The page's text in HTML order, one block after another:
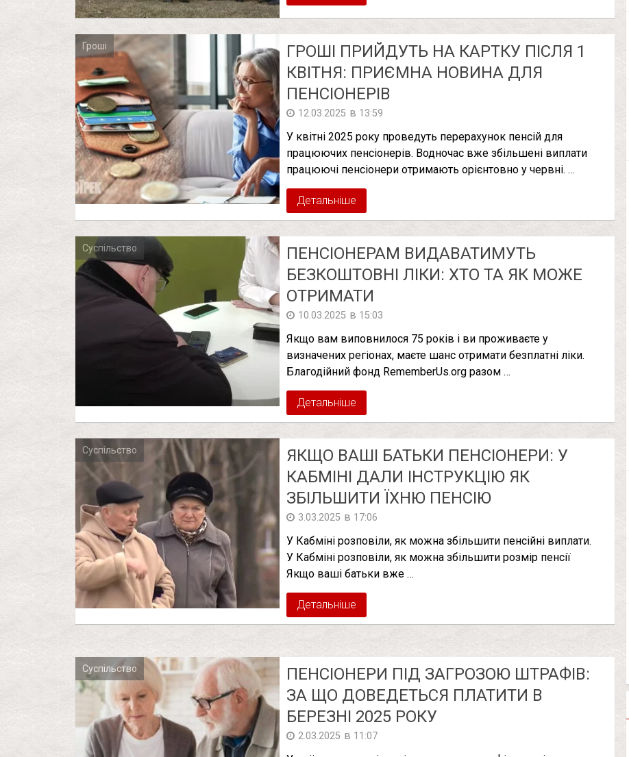
Гроші
ГРОШІ ПРИЙДУТЬ НА КАРТКУ ПІСЛЯ 1
КВІТНЯ: ПРИЄМНА НОВИНА ДЛЯ
ПЕНСІОНЕРІВ
12.03.2025 в 13:59
У квітні 2025 року проведуть перерахунок пенсій для
працюючих пенсіонерів. Водночас вже збільшені виплати
працюючі пенсіонери отримають орієнтовно у червні. …
Детальніше
Суспільство
ПЕНСІОНЕРАМ ВИДАВАТИМУТЬ
БЕЗКОШТОВНІ ЛІКИ: ХТО ТА ЯК МОЖЕ
ОТРИМАТИ
10.03.2025 в 15:03
Якщо вам виповнилося 75 років і ви проживаєте у
визначених регіонах, маєте шанс отримати безплатні ліки.
Благодійний фонд RememberUs.org разом …
Детальніше
Суспільство
ЯКЩО ВАШІ БАТЬКИ ПЕНСІОНЕРИ: У
КАБМІНІ ДАЛИ ІНСТРУКЦІЮ ЯК
ЗБІЛЬШИТИ ЇХНЮ ПЕНСІЮ
3.03.2025 в 17:06
У Кабміні розповіли, як можна збільшити пенсійні виплати.
У Кабміні розповіли, як можна збільшити розмір пенсії
Якщо ваші батьки вже …
Детальніше
Суспільство
ПЕНСІОНЕРИ ПІД ЗАГРОЗОЮ ШТРАФІВ:
ЗА ЩО ДОВЕДЕТЬСЯ ПЛАТИТИ В
БЕРЕЗНІ 2025 РОКУ
2.03.2025 в 11:07